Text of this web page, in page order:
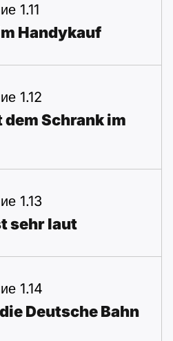
1.11
Handykauf
1.12
Schrank im
1.13
sehr laut
1.14
Deutsche Bahn